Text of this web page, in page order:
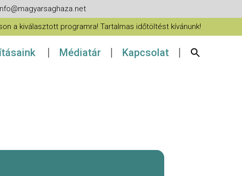
a kiválasztott programra! Tartalmas időtöltést kívánunk!
Médiatár Kapcsolat